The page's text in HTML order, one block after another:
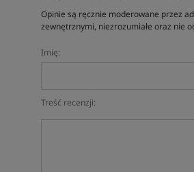
Opinie są ręcznie moderowane przez
zewnętrznymi, niezrozumiałe oraz nie
Imię:
Treść recenzji: